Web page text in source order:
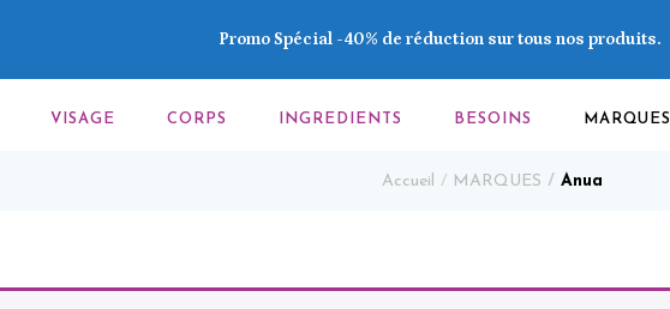
VISAGE CORPS INGREDIENTS BESOINS MARQUES
Accueil MARQUES Anua
Promo Spécial -40% de réduction sur tous nos produits.